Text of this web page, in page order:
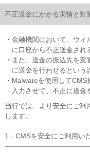
不正送金にかかる実情と対
・金融機関において、ウ
に口座から不正送金され
・また、送金の振込先を
に送金を行わせるという
・Malwareを使用して
入力させて、不正に送金
当行では、より安全にご利
します。
1．CMSを安全にご利用い